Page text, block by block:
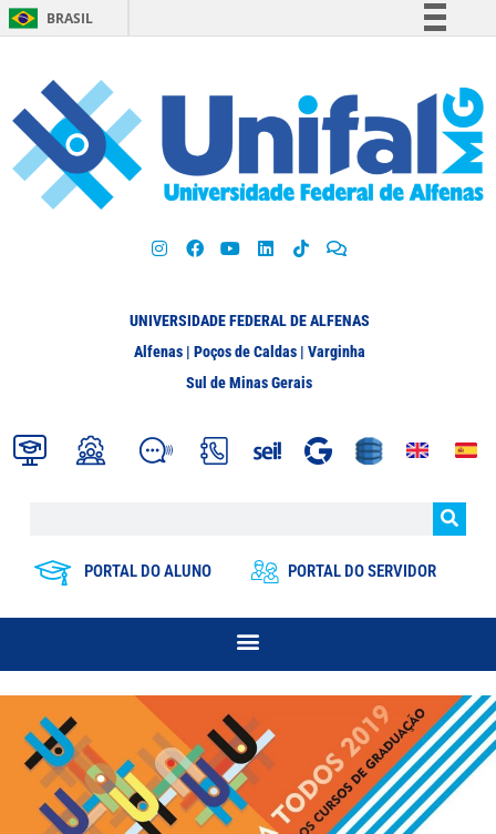
BRASIL
Participe
Acesso à informação
Legislação
UNIVERSIDADE FEDERAL DE ALFENAS
Alfenas | Poços de Caldas | Varginha
Sul de Minas Gerais
PORTAL DO ALUNO PORTAL DO SERVIDOR